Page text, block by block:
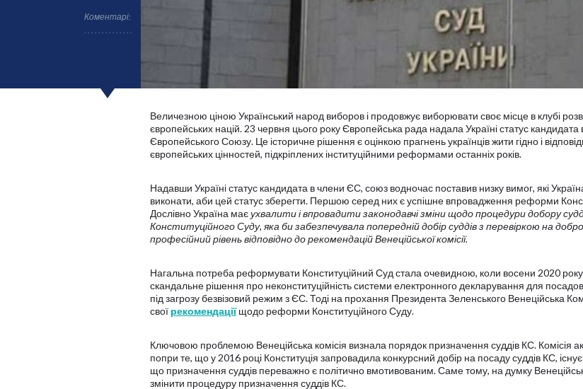
Коментарі:
Величезною ціною Український народ виборов і продовжує виборювати своє місце в клубі
європейських націй. 23 червня цього року Європейська рада надала Україні статус кандидата
Європейського Союзу. Це історичне рішення є оцінкою прагнень українців жити гідно і
європейських цінностей, підкріплених інституційними реформами останніх років.
Надавши Україні статус кандидата в члени ЄС, союз водночас поставив низку вимог, які
виконати, аби цей статус зберегти. Першою серед них є успішне впровадження реформи
Дослівно Україна маєухвалити і впровадити законодавчі зміни щодо процедури добору
Конституційного Суду, яка би забезпечувала попередній добір суддів з перевіркою на
професійний рівень відповідно до рекомендацій Венеційської комісії.
Нагальна потреба реформувати Конституційний Суд стала очевидною, коли восени 2020 року
скандальне рішення про неконституційність системи електронного декларування для
під загрозу безвізовий режим з ЄС. Тоді на прохання Президента Зеленського Венеційська
свої рекомендаціїщодо реформи Конституційного Суду.
Ключовою проблемою Венеційська комісія визнала порядок призначення суддів КС. Комісія
попри те, що у 2016 році Конституція запровадила конкурсний добір на посаду суддів КС, існує
що призначення суддів переважно є політично вмотивованим. Саме тому, на думку
змінити процедуру призначення суддів КС.